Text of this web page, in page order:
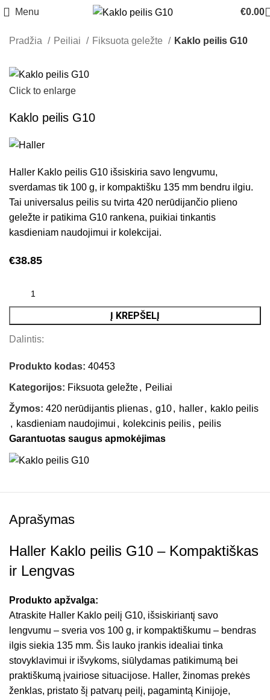
Menu €0.00
Pradžia Peiliai Fiksuota geležte Kaklo peilis G10
Click to enlarge
Kaklo peilis G10
Haller Kaklo peilis G10 išsiskiria savo lengvumu,
sverdamas tik 100 g, ir kompaktišku 135 mm bendru ilgiu.
Tai universalus peilis su tvirta 420 nerūdijančio plieno
geležte ir patikima G10 rankena, puikiai tinkantis
kasdieniam naudojimui ir kolekcijai.
€38.85
Į KREPŠELĮ
Dalintis:
Produkto kodas:40453
Kategorijos: Fiksuota geležte, Peiliai
Žymos: 420 nerūdijantis plienas, g10, haller, kaklo peilis
, kasdieniam naudojimui , kolekcinis peilis, peilis
Garantuotas saugus apmokėjimas
Aprašymas
Haller Kaklo peilis G10 – Kompaktiškas
ir Lengvas
Produkto apžvalga:
Atraskite Haller Kaklo peilį G10, išsiskiriantį savo
lengvumu – sveria vos 100 g, ir kompaktiškumu – bendras
ilgis siekia 135 mm. Šis lauko įrankis idealiai tinka
stovyklavimui ir išvykoms, siūlydamas patikimumą bei
praktiškumą įvairiose situacijose. Haller, žinomas prekės
ženklas, pristato šį patvarų peilį, pagamintą Kinijoje,